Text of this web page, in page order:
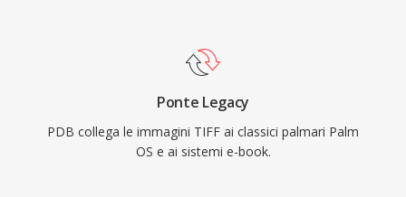
Ponte Legacy
PDB collega le immagini TIFF ai classici palmari Palm
OS e ai sistemi e-book.